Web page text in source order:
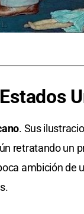
. Sus
retratando un
ambición de